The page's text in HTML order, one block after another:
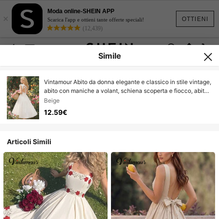
OTTIENI
×
Moda online-SHEIN APP
Scarica l'app e ottieni tante offerte speciali!
(12,439)
Simile
Vintamour Abito da donna elegante e classico in stile vintage,
abito con maniche a volant, schiena scoperta e fiocco, abito
con orlo a ombrello bianco latte, abito bianco da donna con
maniche a volant, abito midi con fiocco sulla schiena, abito
elegante per vacanze primaverili/estive, abito da ospite di
Beige
12.59€
Articoli Simili